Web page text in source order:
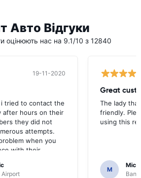
Авто Відгуки
оцінюють нас на 9.1/10 з 12840
19-11-2020
tried to contact the
after hours on their
they did not
attempts.
when you
with their
Airport
Great
The lady
friendly.
using this
M